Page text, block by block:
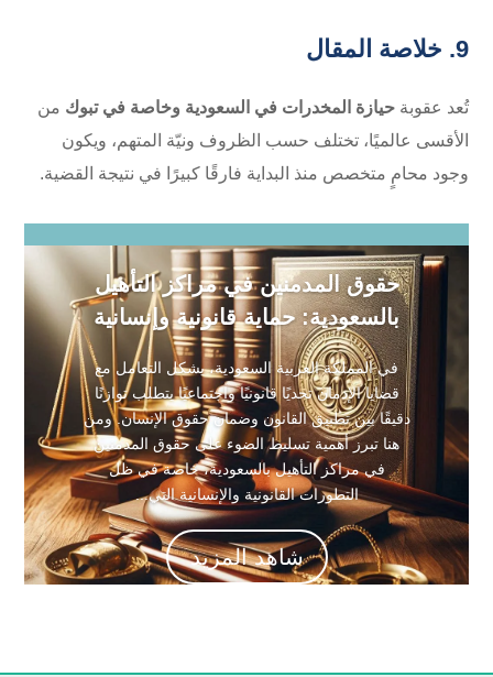
9. خلاصة المقال
تُعد عقوبةحيازة المخدرات في السعودية وخاصة في تبوك من
الأقسى عالميًا، تختلف حسب الظروف ونيّة المتهم، ويكون
وجود محامٍ متخصص منذ البداية فارقًا كبيرًا في نتيجة القضية.
حقوق المدمنين في مراكز التأهيل
بالسعودية: حماية قانونية وإنسانية
في المملكة العربية السعودية، يشكل التعامل مع
قضايا الإدمان تحديًا قانونيًا واجتماعيًا يتطلب توازنًا
دقيقًا بين تطبيق القانون وضمان حقوق الإنسان. ومن
هنا تبرز أهمية تسليط الضوء على حقوق المدمنين
في مراكز التأهيل بالسعودية، خاصة في ظل
التطورات القانونية والإنسانية التي...
شاهد المزيد